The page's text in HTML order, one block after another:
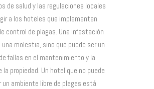
de salud y las regulaciones locales
a los hoteles que implementen
control de plagas. Una infestación
una molestia, sino que puede ser un
fallas en el mantenimiento y la
la propiedad. Un hotel que no puede
un ambiente libre de plagas está